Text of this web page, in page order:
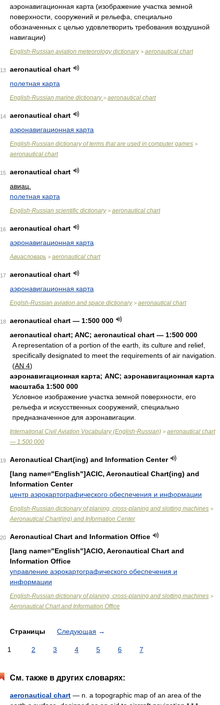
аэронавигационная карта (изображение участка земной
поверхности, сооружений и рельефа, специально
обозначенных с целью удовлетворить требования воздушной
навигации)
English-Russian aviation meteorology dictionary> aeronautical chart
13
aeronautical chart
полетная карта
English-Russian marine dictionary> aeronautical chart
14
aeronautical chart
аэронавигационная карта
English-Russian dictionary of terms that are used in computer games >
aeronautical chart
15
aeronautical chart
авиац.
полетная карта
English-Russian scientific dictionary> aeronautical chart
16
aeronautical chart
аэронавигационная карта
Авиасловарь > aeronautical chart
17
aeronautical chart
аэронавигационная карта
Englsh-Russian aviation and space dictionary> aeronautical chart
18
aeronautical chart — 1:500 000
aeronautical chart; ANC; aeronautical chart — 1:500 000
A representation of a portion of the earth, its culture and relief,
specifically designated to meet the requirements of air navigation.
(AN 4)
аэронавигационная карта; ANC; аэронавигационная карта
масштаба 1:500 000
Условное изображение участка земной поверхности, его
рельефа и искусственных сооружений, специально
предназначенное для аэронавигации.
International Civil Aviation Vocabulary (English-Russian) > aeronautical chart
— 1:500 000
19
Aeronautical Chart(ing) and Information Center
[lang name="English"]ACIC, Aeronautical Chart(ing) and
Information Center
центр аэрокартографического обеспечения и информации
English-Russian dictionary of planing, cross-planing and slotting machines >
Aeronautical Chart(ing) and Information Center
20
Aeronautical Chart and Information Office
[lang name="English"]ACIO, Aeronautical Chart and
Information Office
управление аэрокартографического обеспечения и
информации
English-Russian dictionary of planing, cross-planing and slotting machines >
Aeronautical Chart and Information Office
Страницы Следующая →
1 2 3 4 5 6 7
См. также в других словарях:
aeronautical chart — n. a topographic map of an area of the